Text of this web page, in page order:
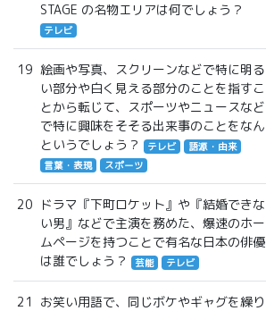
STAGE の名物エリアは何でしょう？
テレビ
19 絵画や写真、スクリーンなどで特に明る
い部分や白く見える部分のことを指すこ
とから転じて、スポーツやニュースなど
で特に興味をそそる出来事のことをなん
というでしょう？
テレビ
語源・由来
言葉・表現
スポーツ
20
ドラマ『下町ロケット』や『結婚できな
い男』などで主演を務めた、爆速のホー
ムページを持つことで有名な日本の俳優
は誰でしょう？
芸能 テレビ
21
お笑い用語で、同じボケやギャグを繰り